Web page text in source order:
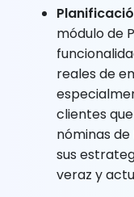
módulo de
reales de
clientes
nóminas
sus
veraz y